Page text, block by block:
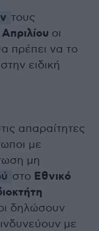
τους
οι
πρέπει να το
ειδική
απαραίτητες
με
μη
στο Εθνικό
δηλώσουν
με